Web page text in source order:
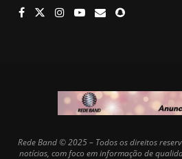
Rede Band © 2025 – Todos os direitos
notícias, com foco em informação de